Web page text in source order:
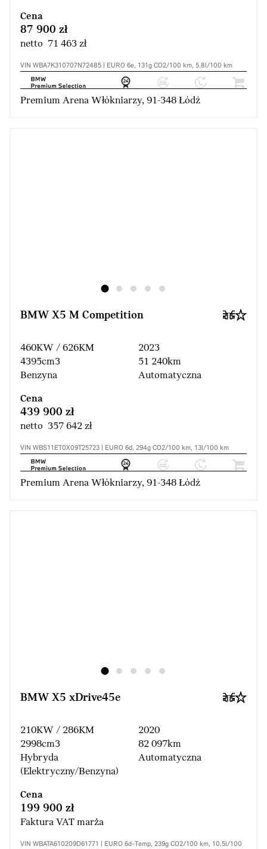
Cena
87 900 zł
netto 71 463 zł
VIN WBA7K310707N72485 | EURO 6e, 131g CO2/100 km, 5.8l/100 km
Premium Arena Włókniarzy, 91-348 Łódź
BMW X5 M Competition
460KW / 626KM
4395cm3
Benzyna
2023
51 240km
Automatyczna
Cena
439 900 zł
netto 357 642 zł
VIN WBS11ET0X09T25723 | EURO 6d, 294g CO2/100 km, 13l/100 km
Premium Arena Włókniarzy, 91-348 Łódź
BMW X5 xDrive45e
210KW / 286KM
2998cm3
Hybryda
(Elektryczny/Benzyna)
2020
82 097km
Automatyczna
Cena
199 900 zł
Faktura VAT marża
VIN WBATA610209D61771 | EURO 6d-Temp, 239g CO2/100 km, 10.5l/100